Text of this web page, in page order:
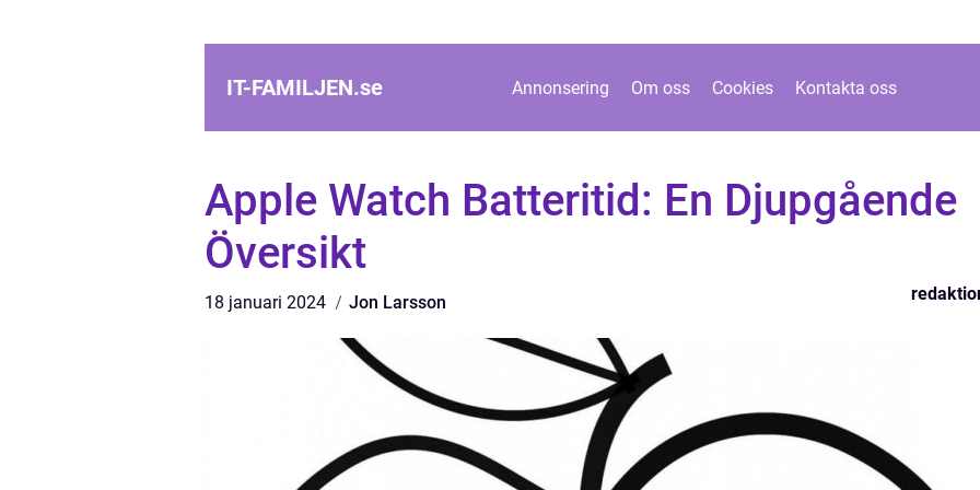
IT-FAMILJEN.se Annonsering Om oss Cookies Kontakta oss
Apple Watch Batteritid: En Djupgående
Översikt
18 januari 2024 Jon Larsson